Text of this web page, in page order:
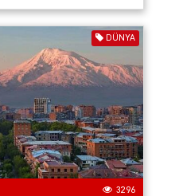
DÜNYA
3296